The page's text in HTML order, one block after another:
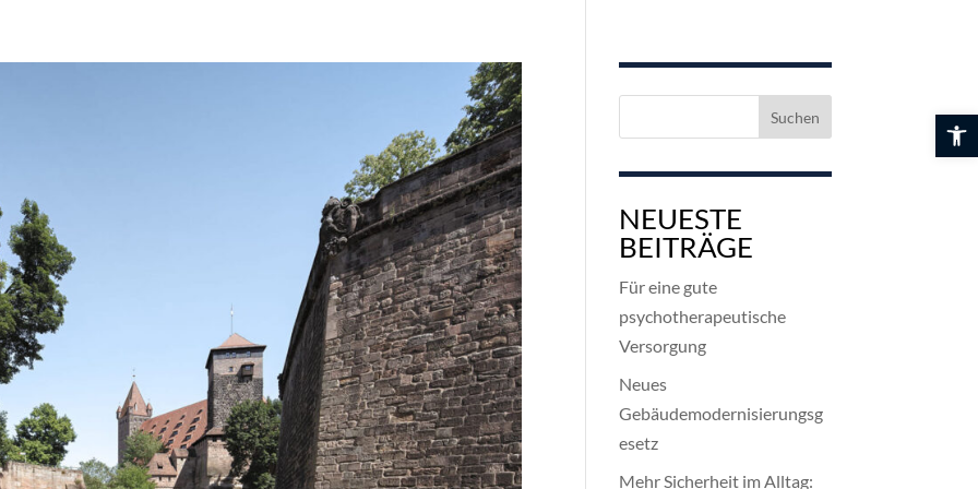
NEUESTE
BEITRÄGE
Für eine gute
psychotherapeutische
Versorgung
Neues
Gebäudemodernisierungsg
esetz
Mehr Sicherheit im Alltag: